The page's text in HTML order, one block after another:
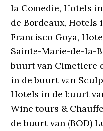
la Comedie, Hotels
de Bordeaux, Hotels
Francisco Goya,
Sainte-Marie-de-la-
buurt van Cimetiere
in de buurt van
Hotels in de buurt
Wine tours &
de buurt van (BOD)